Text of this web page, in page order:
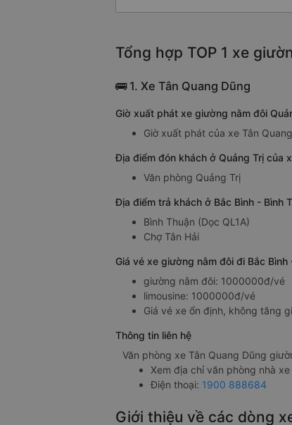
Tổng hợp TOP 1 xe
🚌 1. Xe Tân Quang Dũng
Giờ xuất phát xe giường nằm đôi
Giờ xuất phát của xe Tân
Địa điểm đón khách ở Quảng Trị của
Văn phòng Quảng Trị
Địa điểm trả khách ở Bắc Bình - Bình
Bình Thuận (Dọc QL1A)
Chợ Tân Hải
Giá vé xe giường nằm đôi đi Bắc
giường nằm đôi: 1000000đ/vé
limousine: 1000000đ/vé
Giá vé xe ổn định, không tăng
Thông tin liên hệ
Văn phòng xe Tân Quang Dũng
Xem địa chỉ văn phòng nhà
Điện thoại: 1900 888684
Giới thiệu về các dòng